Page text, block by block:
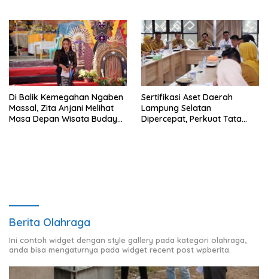
Di Balik Kemegahan Ngaben
Massal, Zita Anjani Melihat
Masa Depan Wisata Budaya
Sertifikasi Aset Daerah
Lampung Selatan
Dipercepat, Perkuat Tata
Berita Olahraga
Ini contoh widget dengan style gallery pada kategori olahraga,
anda bisa mengaturnya pada widget recent post wpberita.